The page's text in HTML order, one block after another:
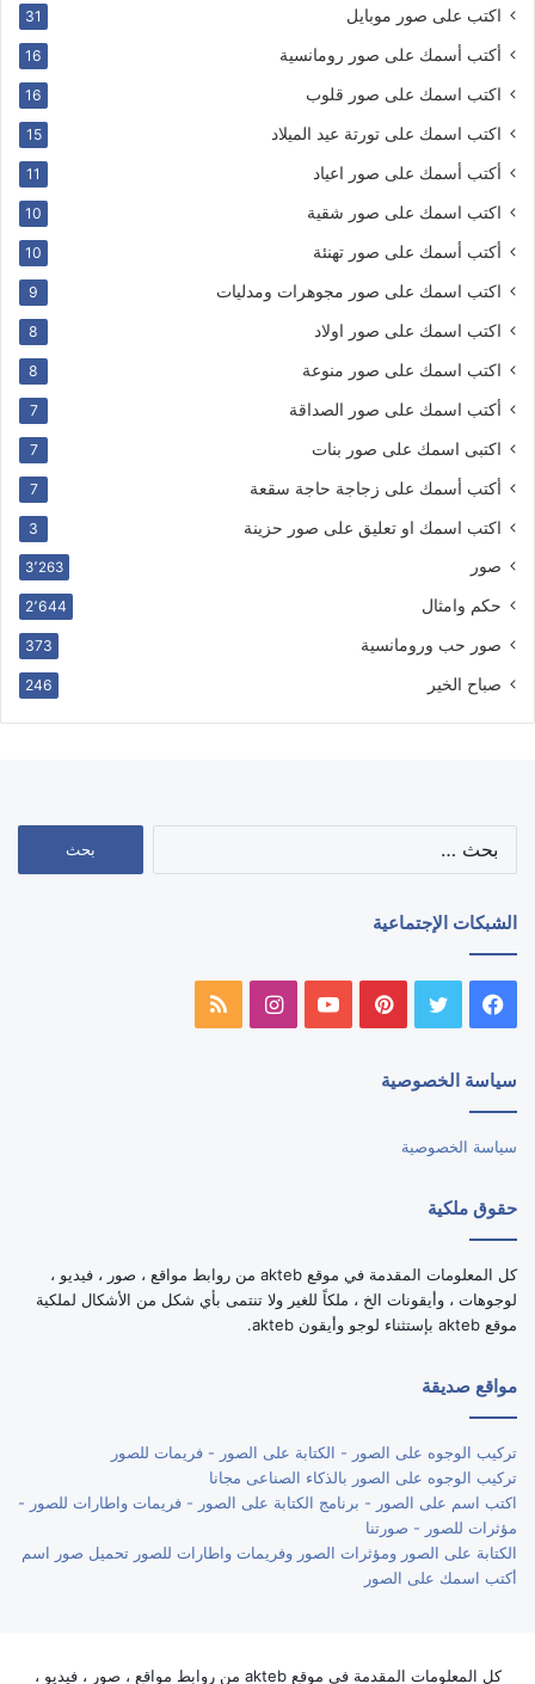
اكتب على صور موبايل 31
أكتب أسمك على صور رومانسية 16
اكتب اسمك على صور قلوب 16
اكتب اسمك على تورتة عيد الميلاد 15
أكتب أسمك على صور اعياد 11
اكتب اسمك على صور شقية 10
أكتب أسمك على صور تهنئة 10
اكتب اسمك على صور مجوهرات ومدليات 9
اكتب اسمك على صور اولاد 8
اكتب اسمك على صور منوعة 8
أكتب اسمك على صور الصداقة 7
اكتبى اسمك على صور بنات 7
أكتب أسمك على زجاجة حاجة سقعة 7
اكتب اسمك او تعليق على صور حزينة 3
صور 3٬263
حكم وامثال 2٬644
صور حب ورومانسية 373
صباح الخير 246
الشبكات الإجتماعية
فيسبوك تويتر بينتيريستيوتيوبانستقرامملخص
سياسة الخصوصية
سياسة الخصوصية
حقوق ملكية
كل المعلومات المقدمة في موقع akteb من روابط مواقع ، صور ، فيديو ،
لوجوهات ، وأيقونات الخ ، ملكاً للغير ولا تنتمى بأي شكل من الأشكال لملكية
موقع akteb بإستثناء لوجو وأيقون akteb.
مواقع صديقة
تركيب الوجوه على الصور - الكتابة على الصور - فريمات للصور
تركيب الوجوه على الصور بالذكاء الصناعى مجانا
اكتب اسم على الصور - برنامج الكتابة على الصور - فريمات واطارات للصور -
مؤثرات للصور - صورتنا
الكتابة على الصور ومؤثرات الصور وفريمات واطارات للصور تحميل صور اسم
أكتب اسمك على الصور
كل المعلومات المقدمة في موقع akteb من روابط مواقع ، صور ، فيديو ،